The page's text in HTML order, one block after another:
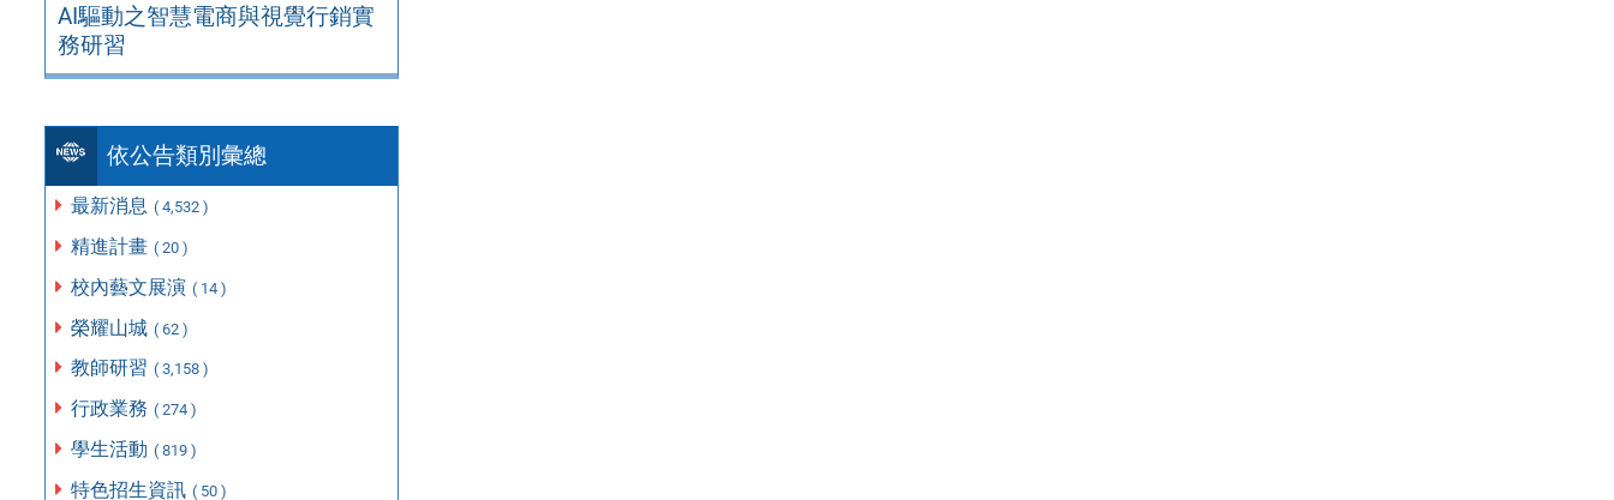
AI驅動之智慧電商與視覺行銷實
務研習
依公告類別彙總
最新消息 ( 4,532 )
精進計畫 ( 20 )
校內藝文展演 ( 14 )
榮耀山城 ( 62 )
教師研習 ( 3,158 )
行政業務 ( 274 )
學生活動 ( 819 )
特色招生資訊 ( 50 )